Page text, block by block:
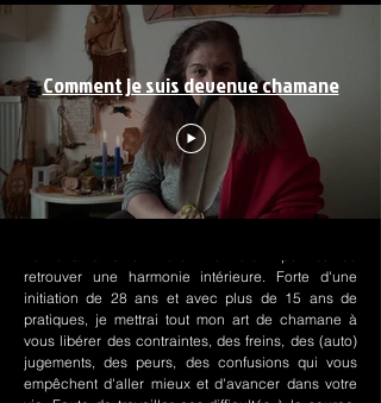
Comment je suis devenue chamane
retrouver une harmonie intérieure. Forte d'une
initiation de 28 ans et avec plus de 15 ans de
pratiques, je mettrai tout mon art de chamane à
vous libérer des contraintes, des freins, des (auto)
jugements, des peurs, des confusions qui vous
empêchent d'aller mieux et d'avancer dans votre